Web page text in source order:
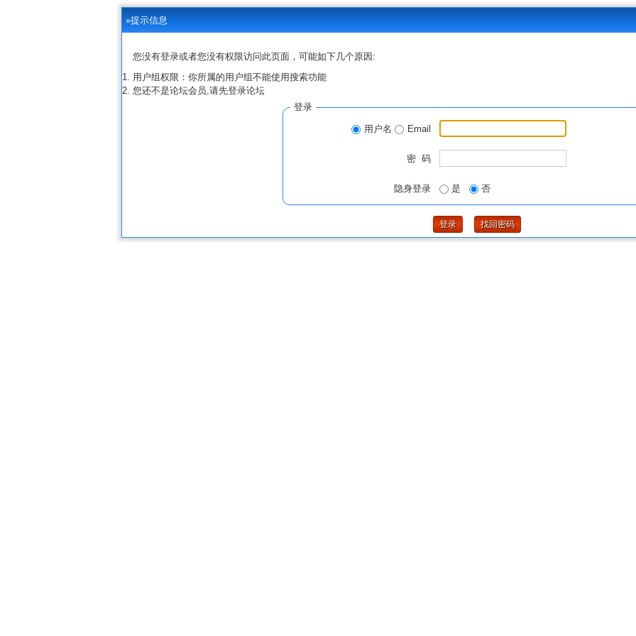
»提示信息
您没有登录或者您没有权限访问此页面，可能如下几个原因:
用户组权限：你所属的用户组不能使用搜索功能
您还不是论坛会员,请先登录论坛
登录
用户名 Email
密 码
隐身登录 是 否